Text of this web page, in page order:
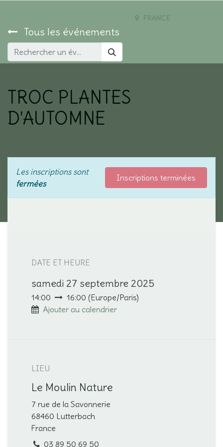
Tous les événements
FRANCE
TROC PLANTES
D'AUTOMNE
Les inscriptions sont
fermées
Inscriptions terminées
DATE ET HEURE
samedi 27 septembre 2025
14:00 16:00 (Europe/Paris)
Ajouter au calendrier
LIEU
Le Moulin Nature
7 rue de la Savonnerie
68460 Lutterbach
France
03 89 50 69 50